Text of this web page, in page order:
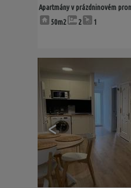
Apartmány v prázdninovém
50m2
2 1
<